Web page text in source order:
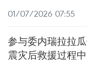
01/07/2026 07:55
参与委内瑞拉拉
震灾后救援过程